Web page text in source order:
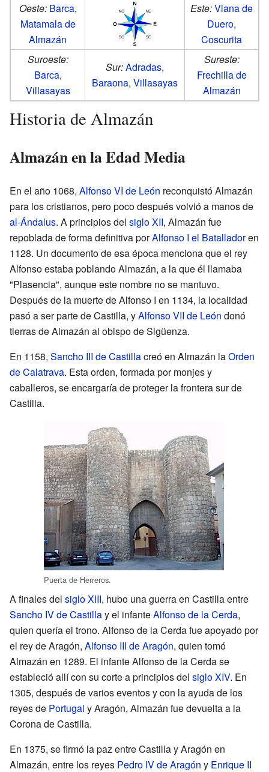
Oeste: Barca,
Matamala de
Almazán
Este:Viana de
Duero,
Coscurita
Suroeste:
Barca,
Villasayas
Sur:Adradas,
Baraona, Villasayas
Sureste:
Frechilla de
Almazán
Historia de Almazán
Almazán en la Edad Media
En el año 1068, Alfonso VI de León reconquistó Almazán
para los cristianos, pero poco después volvió a manos de
al-Ándalus. A principios del siglo XII, Almazán fue
repoblada de forma definitiva porAlfonso I el Batalladoren
1128. Un documento de esa época menciona que el rey
Alfonso estaba poblando Almazán, a la que él llamaba
"Plasencia", aunque este nombre no se mantuvo.
Después de la muerte de Alfonso I en 1134, la localidad
pasó a ser parte de Castilla, yAlfonso VII de León donó
tierras de Almazán al obispo de Sigüenza.
En 1158, Sancho III de Castillacreó en Almazán laOrden
de Calatrava. Esta orden, formada por monjes y
caballeros, se encargaría de proteger la frontera sur de
Castilla.
Puerta de Herreros.
A finales del siglo XIII, hubo una guerra en Castilla entre
Sancho IV de Castillay el infanteAlfonso de la Cerda,
quien quería el trono. Alfonso de la Cerda fue apoyado por
el rey de Aragón, Alfonso III de Aragón, quien tomó
Almazán en 1289. El infante Alfonso de la Cerda se
estableció allí con su corte a principios del siglo XIV. En
1305, después de varios eventos y con la ayuda de los
reyes de Portugal y Aragón, Almazán fue devuelta a la
Corona de Castilla.
En 1375, se firmó la paz entre Castilla y Aragón en
Almazán, entre los reyes Pedro IV de Aragón y Enrique II